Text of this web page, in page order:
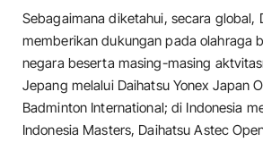
Sebagaimana diketahui, secara global,
memberikan dukungan pada olahraga
negara beserta masing-masing
Jepang melalui Daihatsu Yonex Japan
Badminton International; di Indonesia
Indonesia Masters, Daihatsu Astec